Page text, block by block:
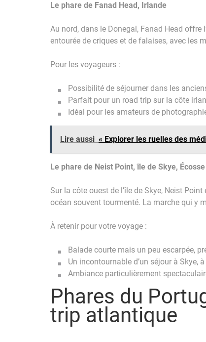
Le phare de Fanad Head, Irlande
Au nord, dans le Donegal, Fanad Head offre
entourée de criques et de falaises, avec les
Pour les voyageurs :
Possibilité de séjourner dans les
Parfait pour un road trip sur la côte
Idéal pour les amateurs de
Lire aussi « Explorer les ruelles des
Le phare de Neist Point, île de Skye, Écosse
Sur la côte ouest de l’île de Skye, Neist
océan souvent tourmenté. La marche qui y
À retenir pour votre voyage :
Balade courte mais un peu escarpée,
Un incontournable d’un séjour à Skye,
Ambiance particulièrement
Phares du
trip atlantique